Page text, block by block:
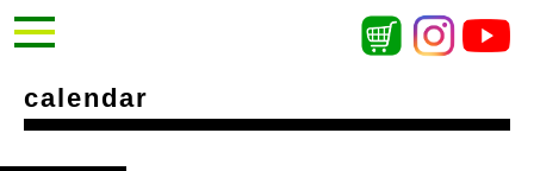
calendar